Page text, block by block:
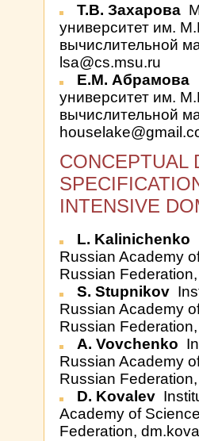
Т.В. Захарова
университет им.
вычислительной
lsa@cs.msu.ru
Е.М. Абрамова
университет им.
вычислительной
CONCEPTUAL
INTENSIVE
L. Kalinichenko
Russian Academy
Russian
S. Stupnikov
Russian Academy
Russian
A. Vovchenko
Russian Academy
Russian
D. Kovalev
Academy of
Federation,